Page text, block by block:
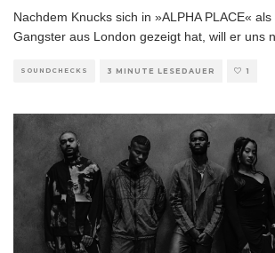
Nachdem Knucks sich in »ALPHA PLACE«
Gangster aus London gezeigt hat, will er uns
SOUNDCHECKS 3 MINUTE LESEDAUER 1